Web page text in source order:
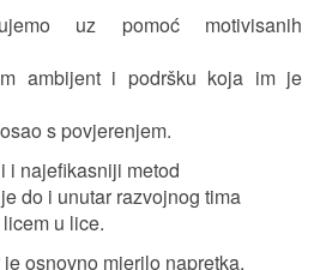
uz pomoć motivisanih
ambijent i podršku koja im je
s povjerenjem.
i najefikasniji metod
do i unutar razvojnog tima
u lice.
osnovno mjerilo napretka.